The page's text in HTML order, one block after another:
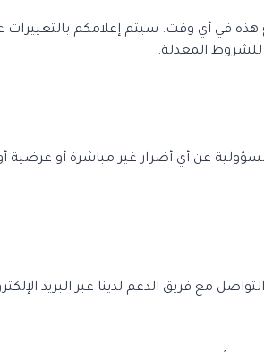
في أي وقت. سيتم إعلامكم
للشروط المعدلة.
عن أي أضرار غير مباشرة أو عرضية أو
مع فريق الدعم لدينا عبر البريد